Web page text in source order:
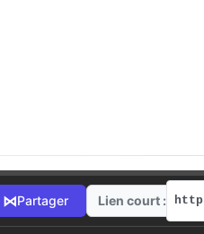
⋈Partager Lien court :